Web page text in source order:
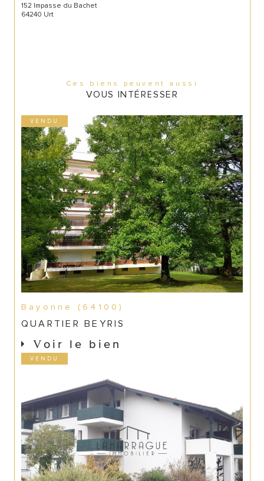
152 Impasse du Bachet
64240 Urt
Ces biens peuvent aussi
VOUS INTÉRESSER
VENDU
Bayonne (64100)
QUARTIER BEYRIS
Voir le bien
VENDU